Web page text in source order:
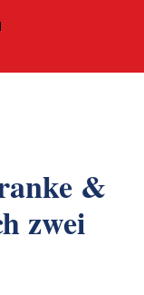
&
zwei